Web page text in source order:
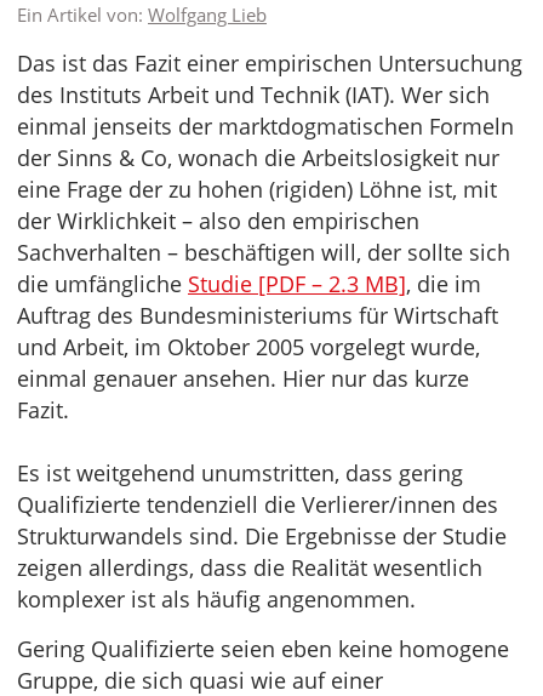
Ein Artikel von: Wolfgang Lieb
Das ist das Fazit einer empirischen Untersuchung
des Instituts Arbeit und Technik (IAT). Wer sich
einmal jenseits der marktdogmatischen Formeln
der Sinns & Co, wonach die Arbeitslosigkeit nur
eine Frage der zu hohen (rigiden) Löhne ist, mit
der Wirklichkeit – also den empirischen
Sachverhalten – beschäftigen will, der sollte sich
die umfängliche Studie [PDF – 2.3 MB], die im
Auftrag des Bundesministeriums für Wirtschaft
und Arbeit, im Oktober 2005 vorgelegt wurde,
einmal genauer ansehen. Hier nur das kurze
Fazit.
Es ist weitgehend unumstritten, dass gering
Qualifizierte tendenziell die Verlierer/innen des
Strukturwandels sind. Die Ergebnisse der Studie
zeigen allerdings, dass die Realität wesentlich
komplexer ist als häufig angenommen.
Gering Qualifizierte seien eben keine homogene
Gruppe, die sich quasi wie auf einer